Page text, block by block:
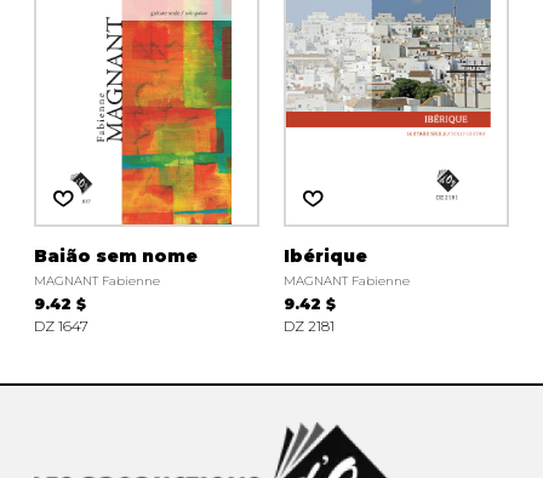
Baião sem nome
MAGNANT Fabienne
9.42 $
DZ 1647
Ibérique
MAGNANT Fabienne
9.42 $
DZ 2181